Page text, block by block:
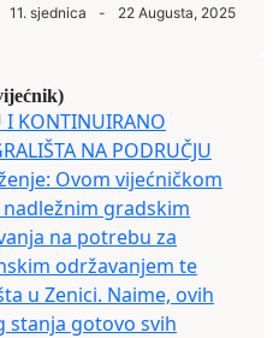
11. sjednica - 22 Augusta, 2025
I KONTINUIRANO
NA PODRUČJU
Ovom vijećničkom
gradskim
na potrebu za
održavanjem te
u Zenici. Naime, ovih
stanja gotovo svih